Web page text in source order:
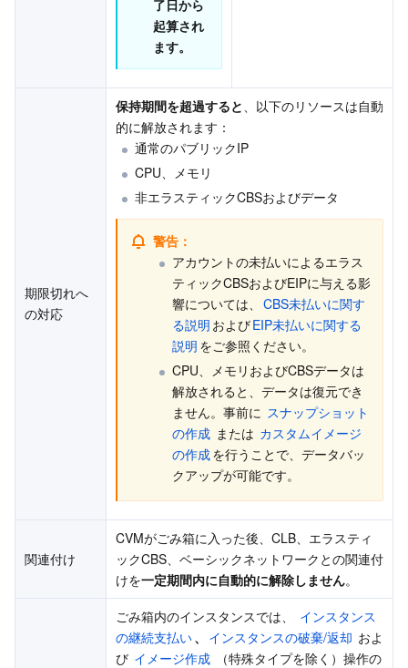
了日から
起算され
ます。
期限切れへ
の対応
保持期間を超過すると、以下のリソースは自動
的に解放されます：
通常のパブリックIP
CPU、メモリ
非エラスティックCBSおよびデータ
警告：
アカウントの未払いによるエラス
ティックCBSおよびEIPに与える影
響については、 CBS未払いに関す
る説明 およびEIP未払いに関する
説明 をご参照ください。
CPU、メモリおよびCBSデータは
解放されると、データは復元でき
ません。事前に スナップショット
の作成 または カスタムイメージ
の作成を行うことで、データバッ
クアップが可能です。
関連付け
CVMがごみ箱に入った後、CLB、エラスティ
ックCBS、ベーシックネットワークとの関連付
けを一定期間内に自動的に解除しません。
ごみ箱内のインスタンスでは、
インスタンス
の継続支払い、 インスタンスの破棄/返却 およ
び イメージ作成 （特殊タイプを除く）操作の